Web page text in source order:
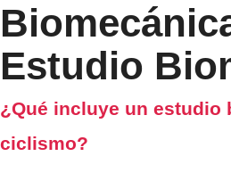
Estudio
¿Qué incluye un estudio
ciclismo?